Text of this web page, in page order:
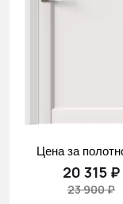
Цена за
20 315 ₽
23 900 ₽